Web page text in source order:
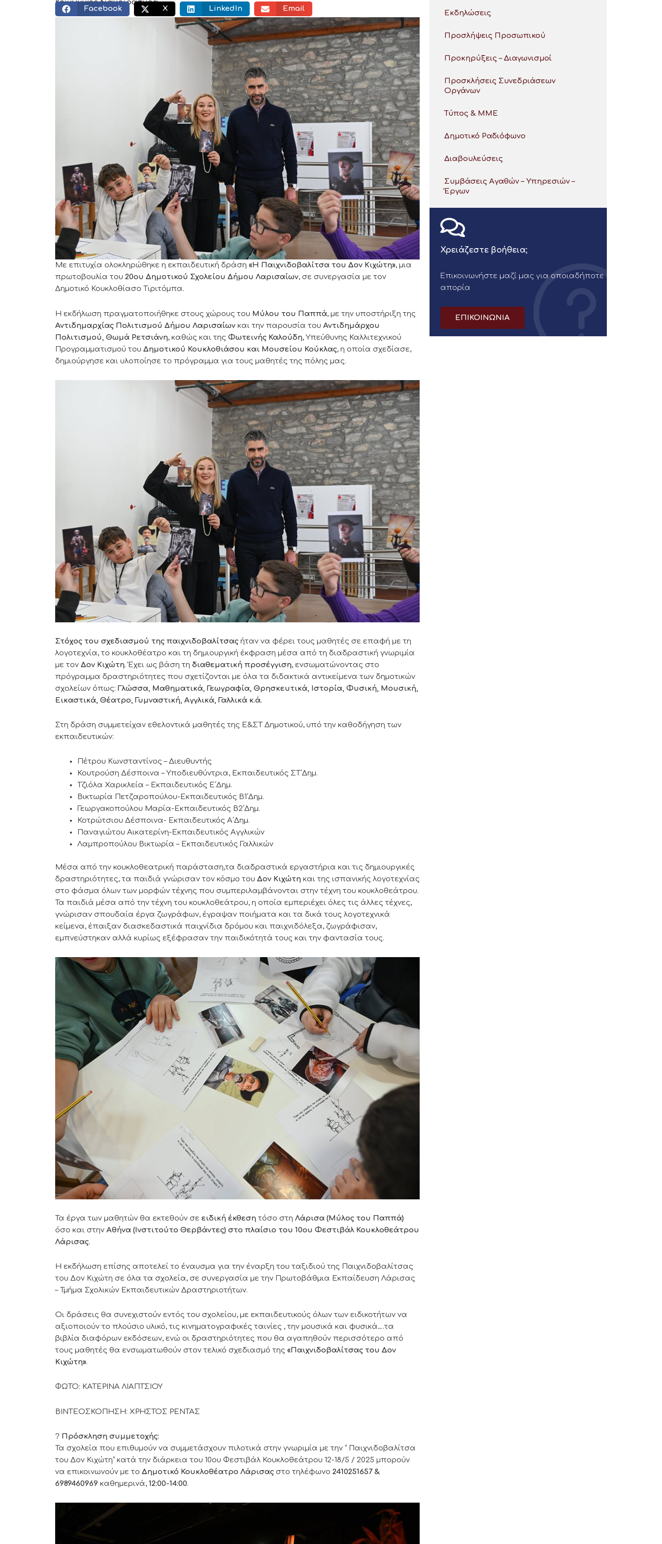
Κοινωνικός διαμοιρασμός:
Facebook X LinkedIn Email
Με επιτυχία ολοκληρώθηκε η εκπαιδευτική δράση «Η Παιχνιδοβαλίτσα του Δον Κιχώτη», μια
πρωτοβουλία του 20ου Δημοτικού Σχολείου Δήμου Λαρισαίων, σε συνεργασία με τον
Δημοτικό Κουκλοθίασο Τιριτόμπα.
Η εκδήλωση πραγματοποιήθηκε στους χώρους του Μύλου του Παππά, με την υποστήριξη της
Αντιδημαρχίας Πολιτισμού Δήμου Λαρισαίων και την παρουσία του Αντιδημάρχου
Πολιτισμού, Θωμά Ρετσιάνη, καθώς και της Φωτεινής Καλούδη, Υπεύθυνης Καλλιτεχνικού
Προγραμματισμού του Δημοτικού Κουκλοθιάσου και Μουσείου Κούκλας, η οποία σχεδίασε,
δημιούργησε και υλοποίησε το πρόγραμμα για τους μαθητές της πόλης μας.
Στόχος του σχεδιασμού της παιχνιδοβαλίτσας ήταν να φέρει τους μαθητές σε επαφή με τη
λογοτεχνία, το κουκλοθέατρο και τη δημιουργική έκφραση μέσα από τη διαδραστική γνωριμία
με τον Δον Κιχώτη. Έχει ως βάση τη διαθεματική προσέγγιση, ενσωματώνοντας στο
πρόγραμμα δραστηριότητες που σχετίζονται με όλα τα διδακτικά αντικείμενα των δημοτικών
σχολείων όπως: Γλώσσα, Μαθηματικά, Γεωγραφία, Θρησκευτικά, Ιστορία, Φυσική, Μουσική,
Εικαστικά, Θέατρο, Γυμναστική, Αγγλικά, Γαλλικά κ.ά.
Στη δράση συμμετείχαν εθελοντικά μαθητές της Ε&ΣΤ Δημοτικού, υπό την καθοδήγηση των
εκπαιδευτικών:
Πέτρου Κωνσταντίνος – Διευθυντής
Κουτρούση Δέσποινα – Υποδιευθύντρια, Εκπαιδευτικός ΣΤ΄Δημ.
Τζιόλα Χαρικλεία – Εκπαιδευτικός Ε΄Δημ.
Βικτωρία Πετζαροπούλου-Εκπαιδευτικός Β1΄Δημ.
Γεωργακοπούλου Μαρία-Εκπαιδευτικός Β2΄Δημ.
Κοτρώτσιου Δέσποινα- Εκπαιδευτικός Α΄Δημ.
Παναγιώτου Αικατερίνη-Εκπαιδευτικός Αγγλικών
Λαμπροπούλου Βικτωρία – Εκπαιδευτικός Γαλλικών
Μέσα από την κουκλοθεατρική παράσταση,τα διαδραστικά εργαστήρια και τις δημιουργικές
δραστηριότητες, τα παιδιά γνώρισαν τον κόσμο του Δον Κιχώτη και της ισπανικής λογοτεχνίας
στο φάσμα όλων των μορφών τέχνης που συμπεριλαμβάνονται στην τέχνη του κουκλοθεάτρου.
Τα παιδιά μέσα από την τέχνη του κουκλοθεάτρου, η οποία εμπεριέχει όλες τις άλλες τέχνες,
γνώρισαν σπουδαία έργα ζωγράφων, έγραψαν ποιήματα και τα δικά τους λογοτεχνικά
κείμενα, έπαιξαν διασκεδαστικά παιχνίδια δρόμου και παιχνιδόλεξα, ζωγράφισαν,
εμπνεύστηκαν αλλά κυρίως εξέφρασαν την παιδικότητά τους και την φαντασία τους.
Τα έργα των μαθητών θα εκτεθούν σε ειδική έκθεση τόσο στη Λάρισα (Μύλος του Παππά)
όσο και στην Αθήνα (Ινστιτούτο Θερβάντες) στο πλαίσιο του 10ου Φεστιβάλ Κουκλοθεάτρου
Λάρισας.
Η εκδήλωση επίσης αποτελεί το έναυσμα για την έναρξη του ταξιδιού της Παιχνιδοβαλίτσας
του Δον Κιχώτη σε όλα τα σχολεία, σε συνεργασία με την Πρωτοβάθμια Εκπαίδευση Λάρισας
– Τμήμα Σχολικών Εκπαιδευτικών Δραστηριοτήτων.
Οι δράσεις θα συνεχιστούν εντός του σχολείου, με εκπαιδευτικούς όλων των ειδικοτήτων να
αξιοποιούν το πλούσιο υλικό, τις κινηματογραφικές ταινίες , την μουσικά και φυσικά….τα
βιβλία διαφόρων εκδόσεων, ενώ οι δραστηριότητες που θα αγαπηθούν περισσότερο από
τους μαθητές θα ενσωματωθούν στον τελικό σχεδιασμό της «Παιχνιδοβαλίτσας του Δον
Κιχώτη».
ΦΩΤΟ: ΚΑΤΕΡΙΝΑ ΛΙΑΠΤΣΙΟΥ
ΒΙΝΤΕΟΣΚΟΠΗΣΗ: ΧΡΗΣΤΟΣ ΡΕΝΤΑΣ
? Πρόσκληση συμμετοχής:
Τα σχολεία που επιθυμούν να συμμετάσχουν πιλοτικά στην γνωριμία με την “ Παιχνιδοβαλίτσα
του Δον Κιχώτη” κατά την διάρκεια του 10ου Φεστιβάλ Κουκλοθεάτρου 12-18/5 / 2025 μπορούν
να επικοινωνούν με το Δημοτικό Κουκλοθέατρο Λάρισας στο τηλέφωνο 2410251657 &
6989460969 καθημερινά, 12:00-14:00.
Εκδηλώσεις
Προσλήψεις Προσωπικού
Προκηρύξεις – Διαγωνισμοί
Προσκλήσεις Συνεδριάσεων
Οργάνων
Τύπος & ΜΜΕ
Δημοτικό Ραδιόφωνο
Διαβουλεύσεις
Συμβάσεις Αγαθών – Υπηρεσιών –
Έργων
Χρειάζεστε βοήθεια;
Επικοινωνήστε μαζί μας για οποιαδήποτε
απορία
ΕΠΙΚΟΙΝΩΝΙΑ